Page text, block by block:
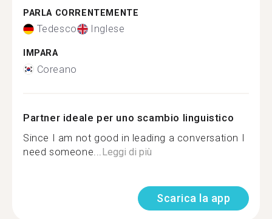
PARLA CORRENTEMENTE
Tedesco Inglese
IMPARA
Coreano
Partner ideale per uno scambio linguistico
Since I am not good in leading a conversation I
need someone... Leggi di più
Scarica la app